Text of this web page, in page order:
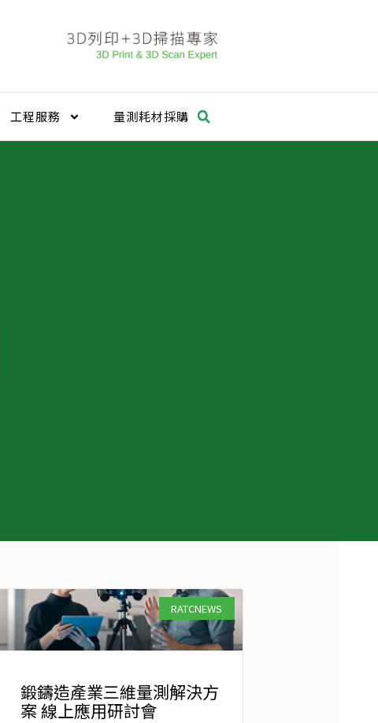
工程服務 量測耗材採購
RATCNEWS
鍛鑄造產業三維量測解決方
案 線上應用研討會